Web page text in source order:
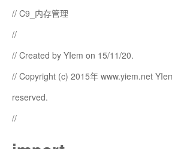
// C9_内存管理
//
// Created by YIem on 15/11/20.
// Copyright (c) 2015年 www.yiem.net
reserved.
//